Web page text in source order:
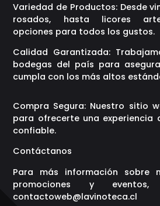
Variedad de Productos: Desde
rosados, hasta licores
opciones para todos los gustos.
Calidad Garantizada:
bodegas del país para
cumpla con los más altos
Compra Segura: Nuestro sitio
para ofrecerte una experiencia
confiable.
Contáctanos
Para más información sobre
promociones y
contactoweb@lavinoteca.cl